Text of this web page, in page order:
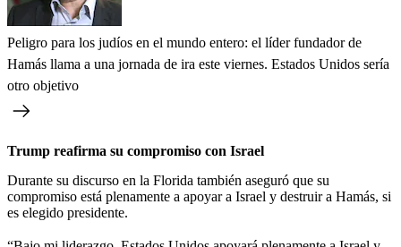
Peligro para los judíos en el mundo entero: el líder fundador de
Hamás llama a una jornada de ira este viernes. Estados Unidos sería
otro objetivo
Trump reafirma su compromiso con Israel
Durante su discurso en la Florida también aseguró que su
compromiso está plenamente a apoyar a Israel y destruir a Hamás, si
es elegido presidente.